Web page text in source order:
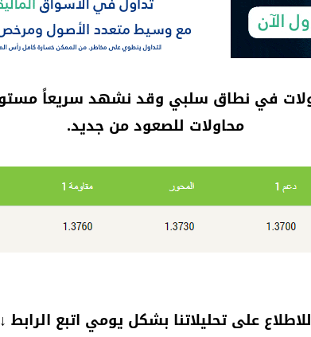
محاولات للصعود من جديد.
للاطلاع على تحليلاتنا بشكل يومي اتبع الرابط ↓